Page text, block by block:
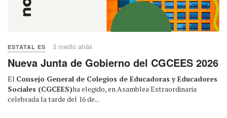
ESTATAL ES 3 medio atrás
Nueva Junta de Gobierno del CGCEES 2026
El Consejo General de Colegios de Educadoras y Educadores
Sociales (CGCEES)ha elegido, en Asamblea Extraordinaria
celebrada la tarde del 16 de...